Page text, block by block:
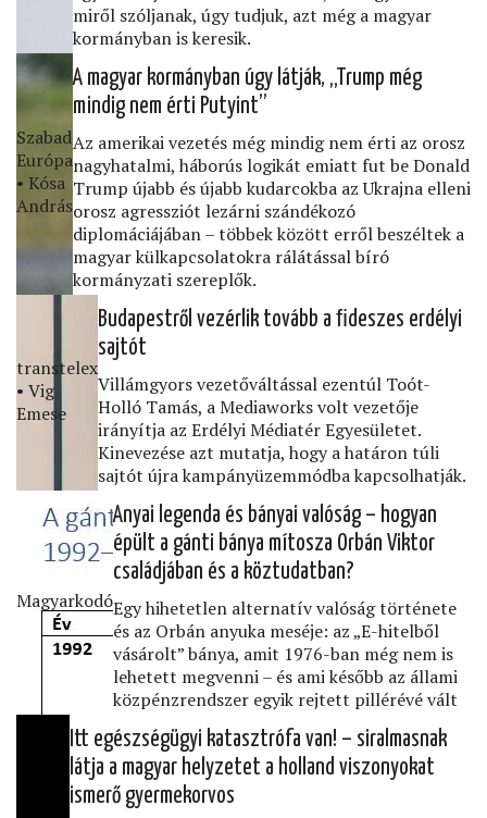
miről szóljanak, úgy tudjuk, azt még a magyar
kormányban is keresik.
Szabad
Európa
• Kósa
András
A magyar kormányban úgy látják, „Trump még
mindig nem érti Putyint”
Az amerikai vezetés még mindig nem érti az orosz
nagyhatalmi, háborús logikát emiatt fut be Donald
Trump újabb és újabb kudarcokba az Ukrajna elleni
orosz agressziót lezárni szándékozó
diplomáciájában – többek között erről beszéltek a
magyar külkapcsolatokra rálátással bíró
kormányzati szereplők.
transtelex
• Vig
Emese
Budapestről vezérlik tovább a ﬁdeszes erdélyi
sajtót
Villámgyors vezetőváltással ezentúl Toót-
Holló Tamás, a Mediaworks volt vezetője
irányítja az Erdélyi Médiatér Egyesületet.
Kinevezése azt mutatja, hogy a határon túli
sajtót újra kampányüzemmódba kapcsolhatják.
Magyarkodó
Anyai legenda és bányai valóság – hogyan
épült a gánti bánya mítosza Orbán Viktor
családjában és a köztudatban?
Egy hihetetlen alternatív valóság története
és az Orbán anyuka meséje: az „E-hitelből
vásárolt” bánya, amit 1976-ban még nem is
lehetett megvenni – és ami később az állami
közpénzrendszer egyik rejtett pillérévé vált
Itt egészségügyi katasztrófa van! – siralmasnak
látja a magyar helyzetet a holland viszonyokat
ismerő gyermekorvos